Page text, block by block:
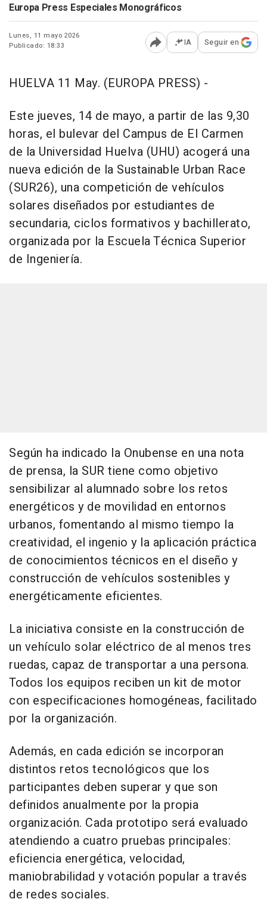
Europa Press Especiales Monográficos
Lunes, 11 mayo 2026
Publicado: 18:33
Abrir opciones para
IA Seguir en
HUELVA 11 May. (EUROPA PRESS) -
Este jueves, 14 de mayo, a partir de las 9,30
horas, el bulevar del Campus de El Carmen
de la Universidad Huelva (UHU) acogerá una
nueva edición de la Sustainable Urban Race
(SUR26), una competición de vehículos
solares diseñados por estudiantes de
secundaria, ciclos formativos y bachillerato,
organizada por la Escuela Técnica Superior
de Ingeniería.
Según ha indicado la Onubense en una nota
de prensa, la SUR tiene como objetivo
sensibilizar al alumnado sobre los retos
energéticos y de movilidad en entornos
urbanos, fomentando al mismo tiempo la
creatividad, el ingenio y la aplicación práctica
de conocimientos técnicos en el diseño y
construcción de vehículos sostenibles y
energéticamente eficientes.
La iniciativa consiste en la construcción de
un vehículo solar eléctrico de al menos tres
ruedas, capaz de transportar a una persona.
Todos los equipos reciben un kit de motor
con especificaciones homogéneas, facilitado
por la organización.
Además, en cada edición se incorporan
distintos retos tecnológicos que los
participantes deben superar y que son
definidos anualmente por la propia
organización. Cada prototipo será evaluado
atendiendo a cuatro pruebas principales:
eficiencia energética, velocidad,
maniobrabilidad y votación popular a través
de redes sociales.